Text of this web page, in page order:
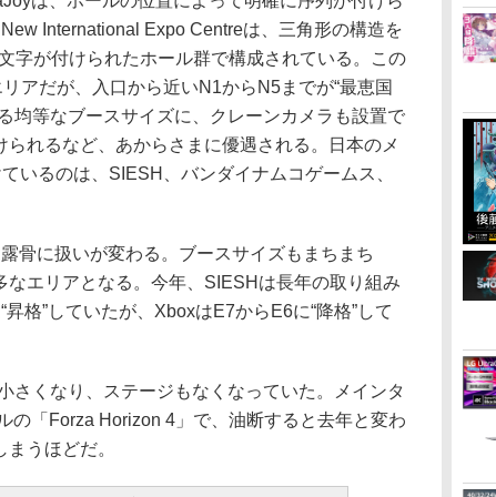
International Expo Centreは、三角形の構造を
字が付けられたホール群で構成されている。この
アだが、入口から近いN1からN5までが“最恵国
均等なブースサイズに、クレーンカメラも設置で
れるなど、あからさまに優遇される。日本のメ
いるのは、SIESH、バンダイナムコゲームス、
骨に扱いが変わる。ブースサイズもまちまち
なエリアとなる。今年、SIESHは長年の取り組み
格”していたが、XboxはE7からE6に“降格”して
くなり、ステージもなくなっていた。メインタ
の「Forza Horizon 4」で、油断すると去年と変わ
うほどだ。